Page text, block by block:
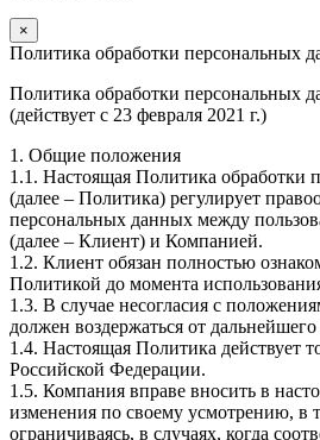
×
Политика обработки персональных
Политика обработки персональных
(действует с 23 февраля 2021 г.)
1. Общие положения
1.1. Настоящая Политика обработки
(далее – Политика) регулирует
персональных данных между
(далее – Клиент) и Компанией.
1.2. Клиент обязан полностью
Политикой до момента
1.3. В случае несогласия с
должен воздержаться от
1.4. Настоящая Политика действует
Российской Федерации.
1.5. Компания вправе вносить в
изменения по своему усмотрению, в
ограничиваясь, в случаях, когда